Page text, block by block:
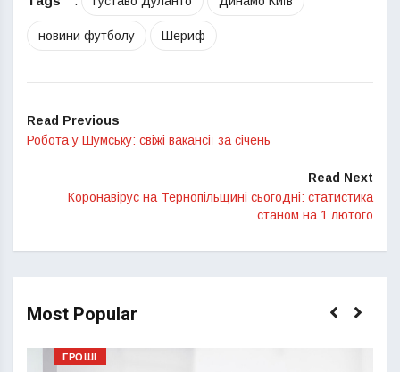
новини футболу Шериф
Read Previous
Робота у Шумську: свіжі вакансії за січень
Read Next
Коронавірус на Тернопільщині сьогодні: статистика
станом на 1 лютого
Most Popular
ГРОШІ